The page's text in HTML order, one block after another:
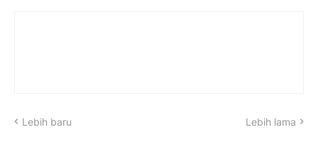
Lebih baru Lebih lama